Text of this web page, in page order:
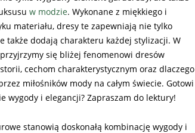
w modzie. Wykonane z miękkiego i
materiału, dresy te zapewniają nie tylko
także dodają charakteru każdej stylizacji. W
się bliżej fenomenowi dresów
cechom charakterystycznym oraz dlaczego
miłośników mody na całym świecie. Gotowi
wygody i elegancji? Zapraszam do lektury!
stanowią doskonałą kombinację wygody i